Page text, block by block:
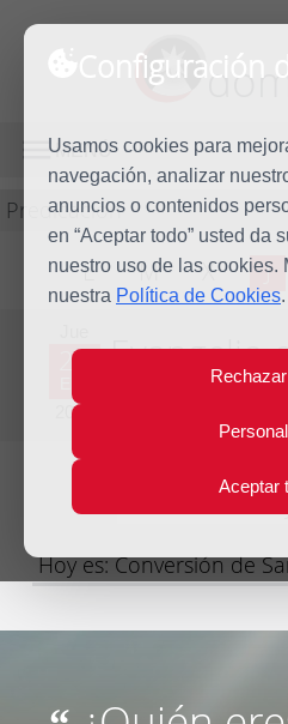
Configuración
Usamos cookies para
navegación, analizar
anuncios o contenidos
en “Aceptar todo” usted da
nuestro uso de las cookies.
nuestra Política de Cookies.
Aceptar
MENÚ
Predicación
L M X J
25
2018
Evangelio
Tercera Semana del
Lecturas del día
Hoy es: Conversión de